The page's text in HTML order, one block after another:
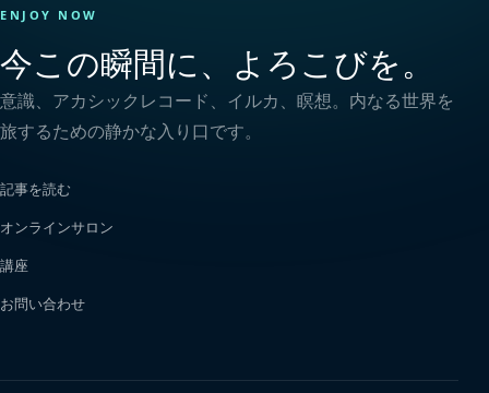
ENJOY NOW
今この瞬間に、よろこびを。
意識、アカシックレコード、イルカ、瞑想。内なる世界を
旅するための静かな入り口です。
記事を読む
オンラインサロン
講座
お問い合わせ